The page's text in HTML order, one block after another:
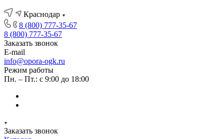
Краснодар
8 (800) 777-35-67
8 (800) 777-35-67
Заказать звонок
E-mail
info@opora-ogk.ru
Режим работы
Пн. – Пт.: с 9:00 до 18:00
Заказать звонок